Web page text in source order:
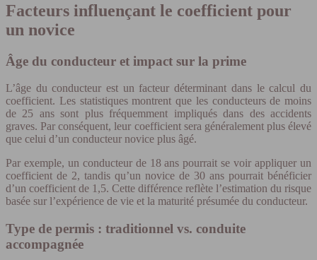
Facteurs influençant le coefficient pour
un novice
Âge du conducteur et impact sur la prime
L’âge du conducteur est un facteur déterminant dans le calcul du
coefficient. Les statistiques montrent que les conducteurs de moins
de 25 ans sont plus fréquemment impliqués dans des accidents
graves. Par conséquent, leur coefficient sera généralement plus élevé
que celui d’un conducteur novice plus âgé.
Par exemple, un conducteur de 18 ans pourrait se voir appliquer un
coefficient de 2, tandis qu’un novice de 30 ans pourrait bénéficier
d’un coefficient de 1,5. Cette différence reflète l’estimation du risque
basée sur l’expérience de vie et la maturité présumée du conducteur.
Type de permis : traditionnel vs. conduite
accompagnée